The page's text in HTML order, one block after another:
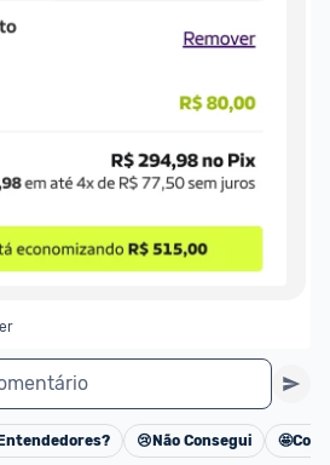
Cancelar
😢Não Consegui 🤩